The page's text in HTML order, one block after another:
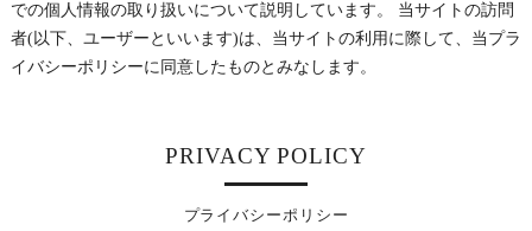
での個人情報の取り扱いについて説明しています。 当サイトの訪問
者(以下、ユーザーといいます)は、当サイトの利用に際して、当プラ
イバシーポリシーに同意したものとみなします。
プライバシーポリシー
PRIVACY POLICY